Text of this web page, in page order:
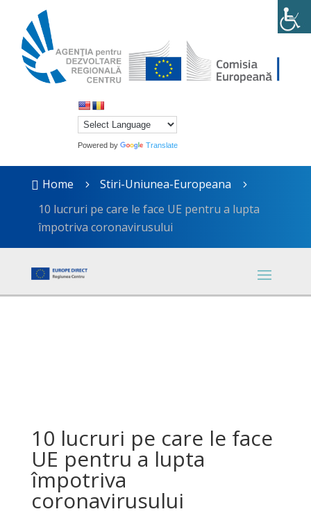
Powered by Translate
 Home 5 Stiri-Uniunea-Europeana 5
10 lucruri pe care le face UE pentru a lupta
împotriva coronavirusului
10 lucruri pe care le face
UE pentru a lupta
împotriva
coronavirusului